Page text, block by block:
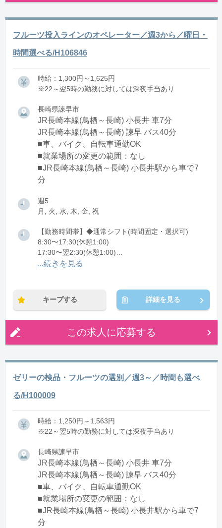
フルーツ投入ラインのオペレーター／週3から／曜日・
時間選べる/H106846
時給：1,300円～1,625円
※22～翌5時の勤務に対しては深夜手当あり
長崎県諫早市
JR長崎本線(鳥栖～長崎) 小長井 車7分
JR長崎本線(鳥栖～長崎) 諫早 バス40分
■車、バイク、自転車通勤OK
■就業場所の変更の範囲：なし
■JR長崎本線(鳥栖～長崎) 小長井駅から車で7
分
週5
月, 火, 水, 木, 金, 祝
【勤務時間帯】◆通常シフト(時間固定・選択可)
8:30〜17:30(休憩1:00)
17:30〜翌2:30(休憩1:00)
...続きを見る
キープする 詳細を見る
この求人に応募する
ゼリーの検品・フルーツの選別／週3～／時間も選べ
る/H100009
時給：1,250円～1,563円
※22～翌5時の勤務に対しては深夜手当あり
長崎県諫早市
JR長崎本線(鳥栖～長崎) 小長井 車7分
JR長崎本線(鳥栖～長崎) 諫早 バス40分
■車、バイク、自転車通勤OK
■就業場所の変更の範囲：なし
■JR長崎本線(鳥栖～長崎) 小長井駅から車で7
分